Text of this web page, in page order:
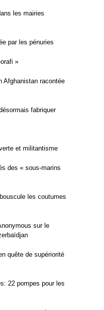
les mairies
par les pénuries
»
Afghanistan racontée
fabriquer
et militantisme
des « sous-marins
les coutumes
sur le
quête de supériorité
22 pompes pour les